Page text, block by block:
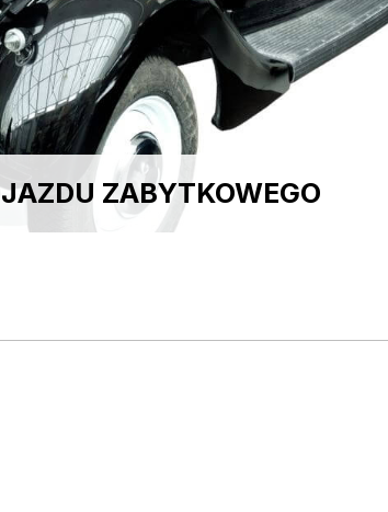
ZABYTKOWEGO